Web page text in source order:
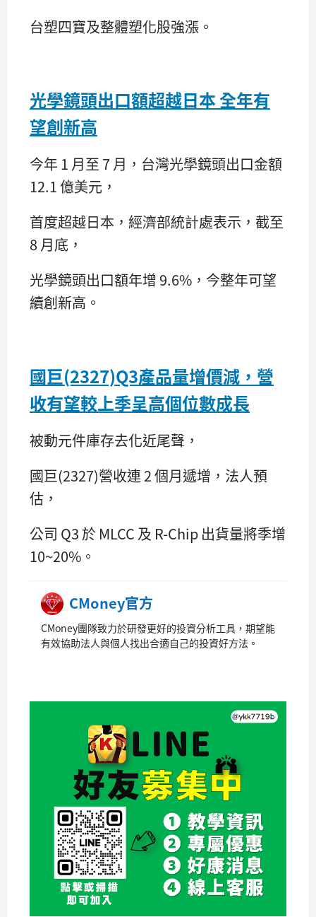
台塑四寶及整體塑化股強漲。
光學鏡頭出口額超越日本 全年有
望創新高
今年 1 月至 7 月，台灣光學鏡頭出口金額
12.1 億美元，
首度超越日本，經濟部統計處表示，截至
8 月底，
光學鏡頭出口額年增 9.6%，今整年可望
續創新高。
國巨(2327)Q3產品量增價減，營
收有望較上季呈高個位數成長
被動元件庫存去化近尾聲，
國巨(2327)營收連 2 個月遞增，法人預
估，
公司 Q3 於 MLCC 及 R-Chip 出貨量將季增
10~20%。
CMoney官方
CMoney團隊致力於研發更好的投資分析工具，期望能
有效協助法人與個人找出合適自己的投資好方法。